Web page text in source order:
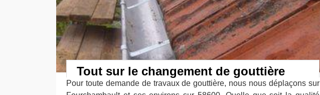
Tout sur le changement de gouttière
Pour toute demande de travaux de gouttière, nous nous déplaçons sur